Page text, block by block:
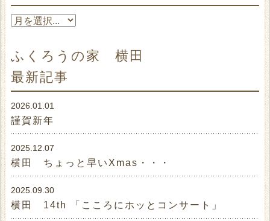
ふくろうの家 横田
最新記事
2026.01.01
謹賀新年
2025.12.07
横田 ちょっと早いXmas・・・
2025.09.30
横田 14th 「こころにホッとコンサート」